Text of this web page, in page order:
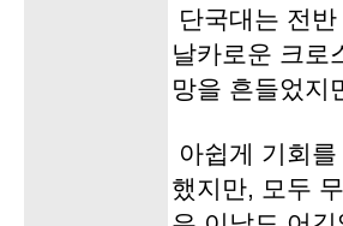
단국대는 전
날카로운 크로
망을 흔들었지
아쉽게 기회
했지만, 모두